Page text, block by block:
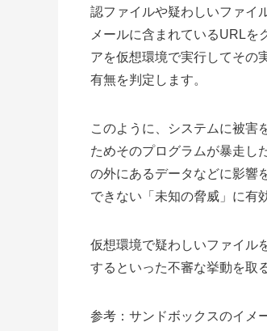
認ファイルや疑わしいファイ
メールに含まれているURLを
アを仮想環境で実行してその
有無を判定します。
このように、システムに被害
ためそのプログラムが暴走し
の外にあるデータなどに影響
できない「未知の脅威」に有
仮想環境で疑わしいファイル
するといった不審な挙動を取
参考：サンドボックスのイメ